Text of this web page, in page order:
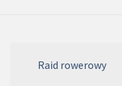
Raid rowerowy